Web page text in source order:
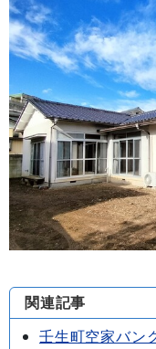
関連記事
壬生町空家バン